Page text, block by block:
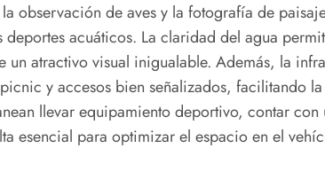
observación de aves y la fotografía de
deportes acuáticos. La claridad del agua
un atractivo visual inigualable. Además, la
y accesos bien señalizados, facilitando
llevar equipamiento deportivo, contar con
esencial para optimizar el espacio en el